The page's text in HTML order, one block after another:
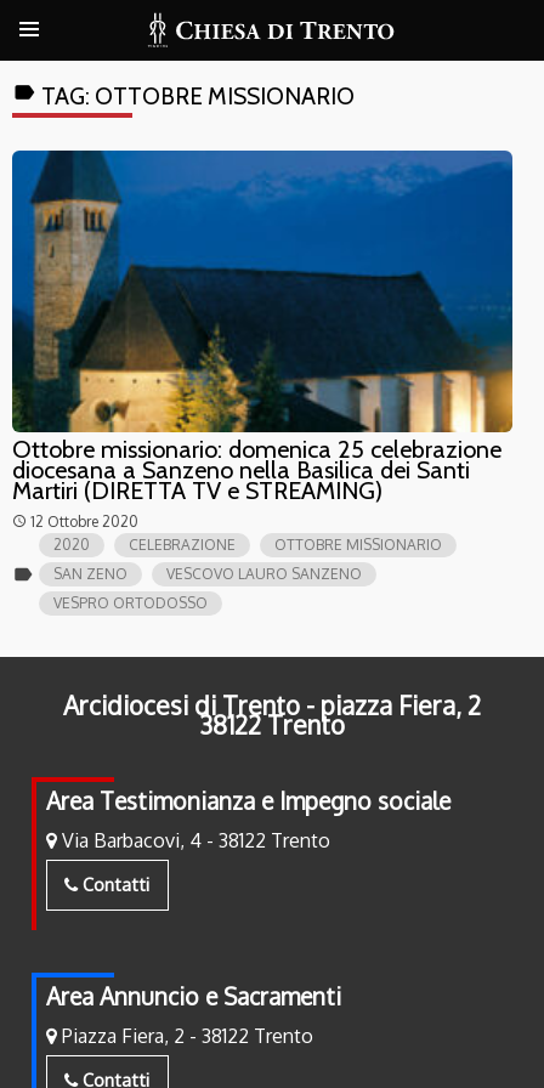
label TAG: OTTOBRE MISSIONARIO
Ottobre missionario: domenica 25 celebrazione
diocesana a Sanzeno nella Basilica dei Santi
Martiri (DIRETTA TV e STREAMING)
access_time 12 Ottobre 2020
label
2020 CELEBRAZIONE
OTTOBRE MISSIONARIO
SAN ZENO
VESCOVO LAURO SANZENO
VESPRO ORTODOSSO
Arcidiocesi di Trento - piazza Fiera, 2
38122 Trento
Area Testimonianza e Impegno sociale
Via Barbacovi, 4 - 38122 Trento
Contatti
Area Annuncio e Sacramenti
Piazza Fiera, 2 - 38122 Trento
Contatti